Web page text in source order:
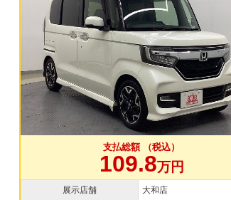
支払総額 （税込）
109.8万円
展示店舗 横浜本店